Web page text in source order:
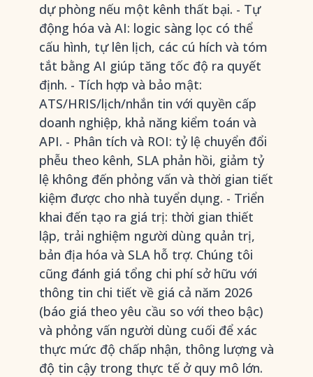
dự phòng nếu một kênh thất bại. - Tự
động hóa và AI: logic sàng lọc có thể
cấu hình, tự lên lịch, các cú hích và tóm
tắt bằng AI giúp tăng tốc độ ra quyết
định. - Tích hợp và bảo mật:
ATS/HRIS/lịch/nhắn tin với quyền cấp
doanh nghiệp, khả năng kiểm toán và
API. - Phân tích và ROI: tỷ lệ chuyển đổi
phễu theo kênh, SLA phản hồi, giảm tỷ
lệ không đến phỏng vấn và thời gian tiết
kiệm được cho nhà tuyển dụng. - Triển
khai đến tạo ra giá trị: thời gian thiết
lập, trải nghiệm người dùng quản trị,
bản địa hóa và SLA hỗ trợ. Chúng tôi
cũng đánh giá tổng chi phí sở hữu với
thông tin chi tiết về giá cả năm 2026
(báo giá theo yêu cầu so với theo bậc)
và phỏng vấn người dùng cuối để xác
thực mức độ chấp nhận, thông lượng và
độ tin cậy trong thực tế ở quy mô lớn.